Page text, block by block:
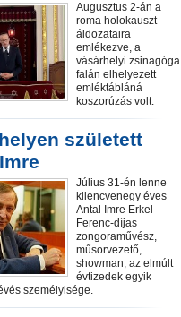
Augusztus 2-án a
roma holokauszt
áldozataira
emlékezve, a
vásárhelyi zsinagóga
falán elhelyezett
emléktábláná
koszorúzás volt.
született
Július 31-én lenne
kilencvenegy éves
Antal Imre Erkel
Ferenc-díjas
zongoraművész,
műsorvezető,
showman, az elmúlt
évtizedek egyik
személyisége.